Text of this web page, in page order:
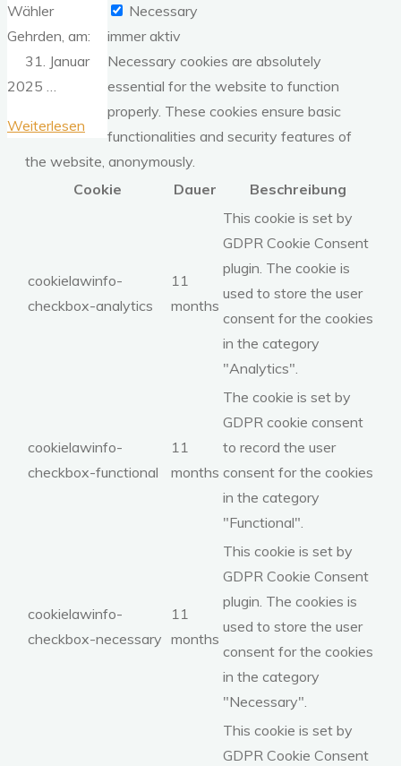
Wähler
Gehrden, am:
31. Januar
2025 …
Weiterlesen "Einladung
Gründungsversammlung"
Necessary
immer aktiv
Necessary cookies are absolutely
essential for the website to function
properly. These cookies ensure basic
functionalities and security features of
the website, anonymously.
Cookie
Dauer Beschreibung
cookielawinfo-
checkbox-analytics
11
months
This cookie is set by
GDPR Cookie Consent
plugin. The cookie is
used to store the user
consent for the cookies
in the category
"Analytics".
cookielawinfo-
checkbox-functional
11
months
The cookie is set by
GDPR cookie consent
to record the user
consent for the cookies
in the category
"Functional".
cookielawinfo-
checkbox-necessary
11
months
This cookie is set by
GDPR Cookie Consent
plugin. The cookies is
used to store the user
consent for the cookies
in the category
"Necessary".
This cookie is set by
GDPR Cookie Consent